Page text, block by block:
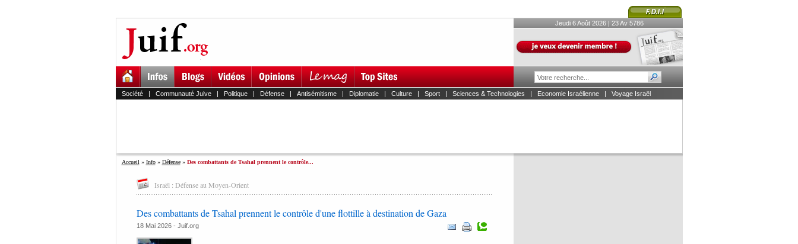
Jeudi 6 Août 2026 | 23 Av 5786
Société| Communauté Juive| Politique| Défense| Antisémitisme| Diplomatie| Culture| Sport| Sciences & Technologies | Economie Israélienne| Voyage Israël
Accueil » Info» Défense» Des combattants de Tsahal prennent le contrôle...
Israël : Défense au Moyen-Orient
Des combattants de Tsahal prennent le contrôle d'une flottille à destination de Gaza
18 Mai 2026 - Juif.org